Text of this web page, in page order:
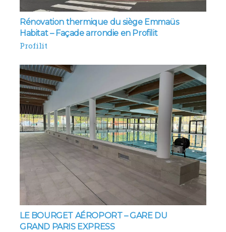
Rénovation thermique du siège Emmaüs
Habitat – Façade arrondie en Profilit
Profilit
LE BOURGET AÉROPORT – GARE DU
GRAND PARIS EXPRESS